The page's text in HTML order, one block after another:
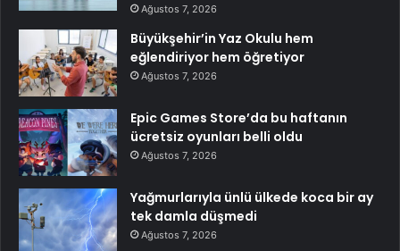
Ağustos 7, 2026
Büyükşehir’in Yaz Okulu hem
eğlendiriyor hem öğretiyor
Ağustos 7, 2026
Epic Games Store’da bu haftanın
ücretsiz oyunları belli oldu
Ağustos 7, 2026
Yağmurlarıyla ünlü ülkede koca bir ay
tek damla düşmedi
Ağustos 7, 2026